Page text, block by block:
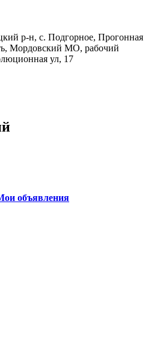
р-н, с. Подгорное, Прогонная
Мордовский МО, рабочий
ул, 17
объявления